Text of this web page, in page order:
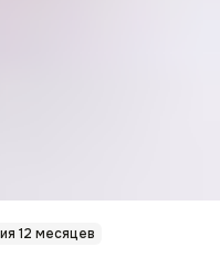
12 месяцев